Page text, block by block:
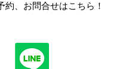
約、お問合せはこちら ！